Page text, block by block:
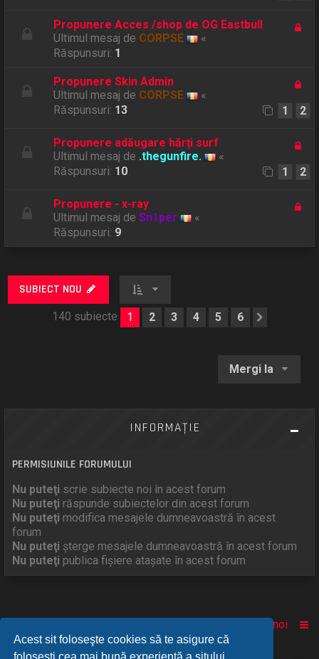
Acest sit foloseşte cookies să te asigure că
foloseşti cea mai bună experienţă a sitului.
Propunere Acces /shop de OG Eastbull
Ultimul mesaj de CORPSE
«
Răspunsuri: 1
Propunere Skin Admin
Ultimul mesaj de CORPSE
«
Răspunsuri: 13 1 2
Propunere adăugare hărți surf
Ultimul mesaj de .thegunfire.
«
Răspunsuri: 10 1 2
Propunere - x-ray
Ultimul mesaj deSn1per
«
Răspunsuri: 9
SUBIECT NOU
140 subiecte 1 2 3 4 5 6
Mergi la
INFORMAŢIE
PERMISIUNILE FORUMULUI
Nu puteţi scrie subiecte noi în acest forum
Nu puteţi răspunde subiectelor din acest forum
Nu puteţi modifica mesajele dumneavoastră în acest
forum
Nu puteţi şterge mesajele dumneavoastră în acest forum
Nu puteţi publica fişiere ataşate în acest forum
Despre noi